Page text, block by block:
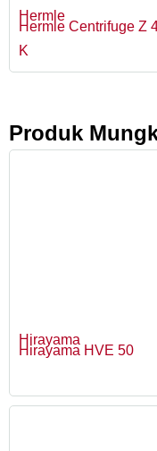
Hermle
Hermle Centrifuge Z
K
Produk
Hirayama
Hirayama HVE 50